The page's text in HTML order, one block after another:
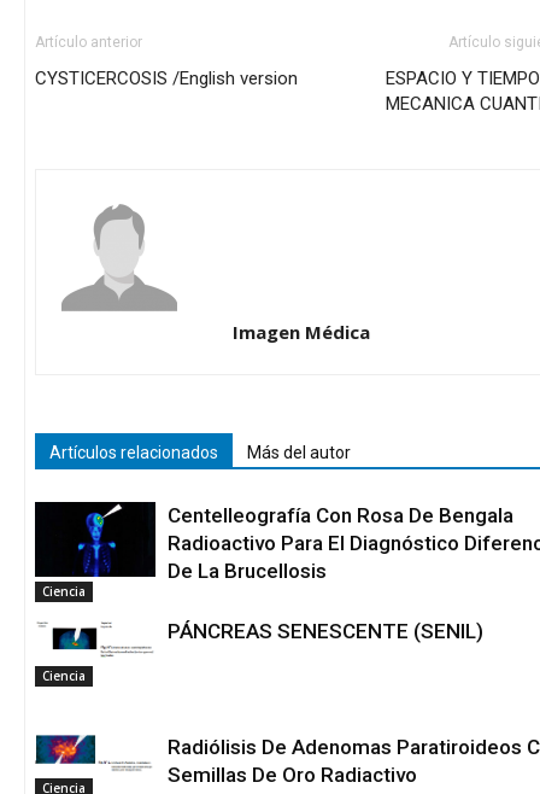
Artículo anterior
CYSTICERCOSIS /English version
Artículo
ESPACIO Y
MECANICA
Imagen Médica
Artículos relacionados Más del autor
Ciencia
Centelleografía Con Rosa De Bengala
Radioactivo Para El Diagnóstico
De La Brucellosis
Ciencia
PÁNCREAS SENESCENTE (SENIL)
Ciencia
Radiólisis De Adenomas Paratiroideos
Semillas De Oro Radiactivo